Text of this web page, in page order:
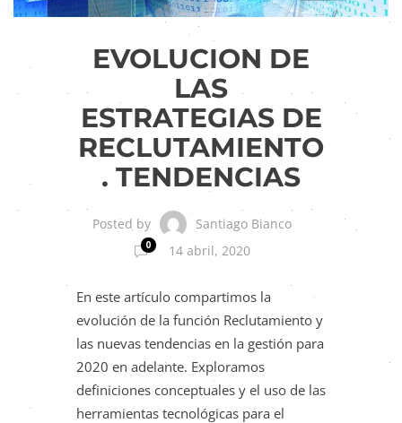
EVOLUCION DE
LAS
ESTRATEGIAS DE
RECLUTAMIENTO
. TENDENCIAS
Posted by Santiago Bianco
0 14 abril, 2020
En este artículo compartimos la
evolución de la función Reclutamiento y
las nuevas tendencias en la gestión para
2020 en adelante. Exploramos
definiciones conceptuales y el uso de las
herramientas tecnológicas para el